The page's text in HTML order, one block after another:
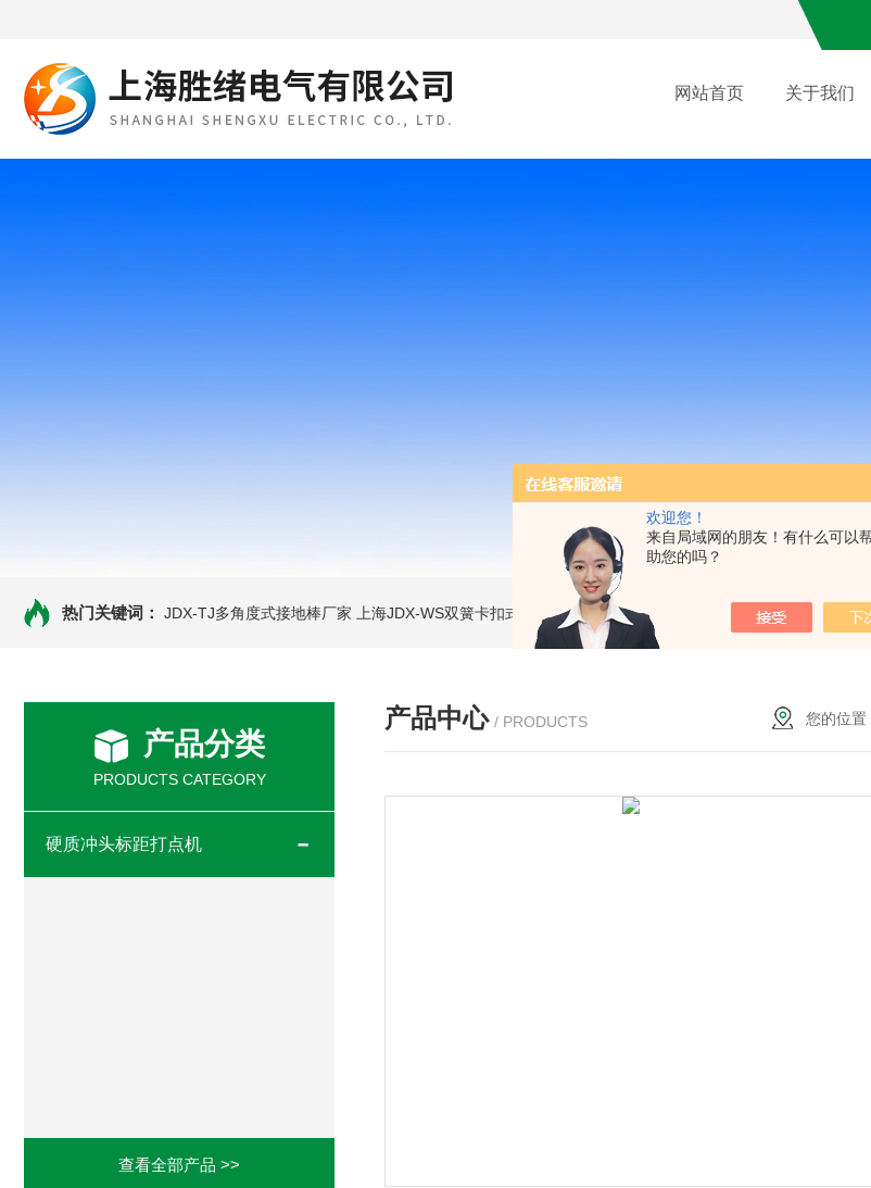
欢迎您！
来自局域网的朋友！有什么可以
助您的吗？
网站首页 关于我们
热门关键词： JDX-TJ多角度式接地棒厂家 上海JDX-WS双簧卡扣式接地棒 JDX-WL圆口螺旋式（猴头式）接地棒 JDX-S
产品分类
PRODUCTS CATEGORY
硬质冲头标距打点机
查看全部产品 >>
产品中心 / PRODUCTS 您的位置